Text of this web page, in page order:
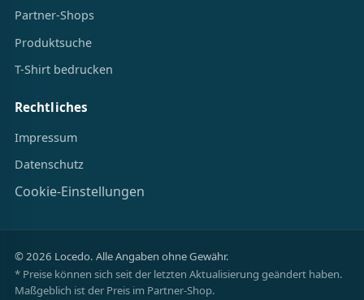
Partner-Shops
Produktsuche
T-Shirt bedrucken
Rechtliches
Impressum
Datenschutz
Cookie-Einstellungen
© 2026 Locedo. Alle Angaben ohne Gewähr.
* Preise können sich seit der letzten Aktualisierung geändert haben.
Maßgeblich ist der Preis im Partner-Shop.